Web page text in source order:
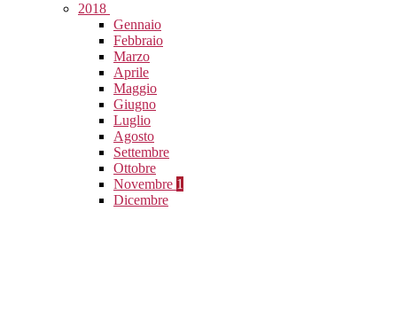
2018
Gennaio
Febbraio
Marzo
Aprile
Maggio
Giugno
Luglio
Agosto
Settembre
Ottobre
Novembre 1
Dicembre